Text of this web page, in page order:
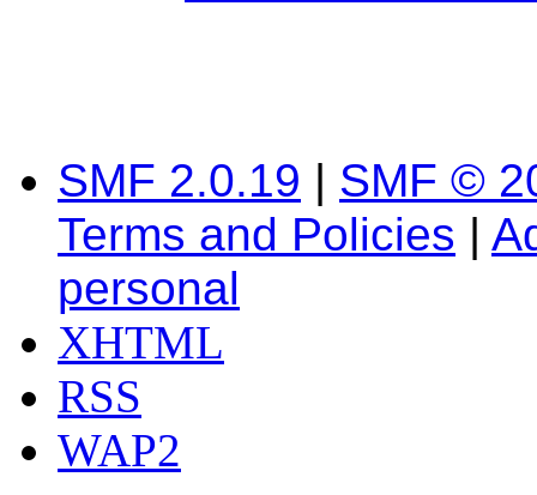
SMF 2.0.19 | SMF ©
Terms and Policies |
personal
XHTML
RSS
WAP2